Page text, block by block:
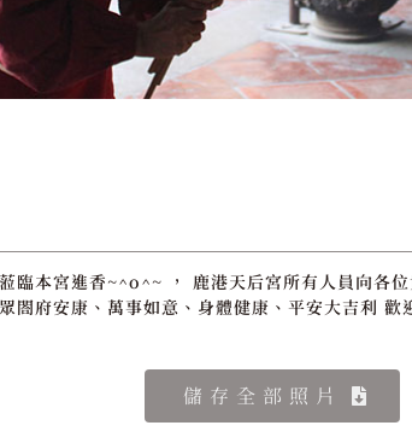
臨本宮進香~^o^~ ， 鹿港天后宮所有人員向各
閤府安康、萬事如意、身體健康、平安大吉利
儲存全部照片